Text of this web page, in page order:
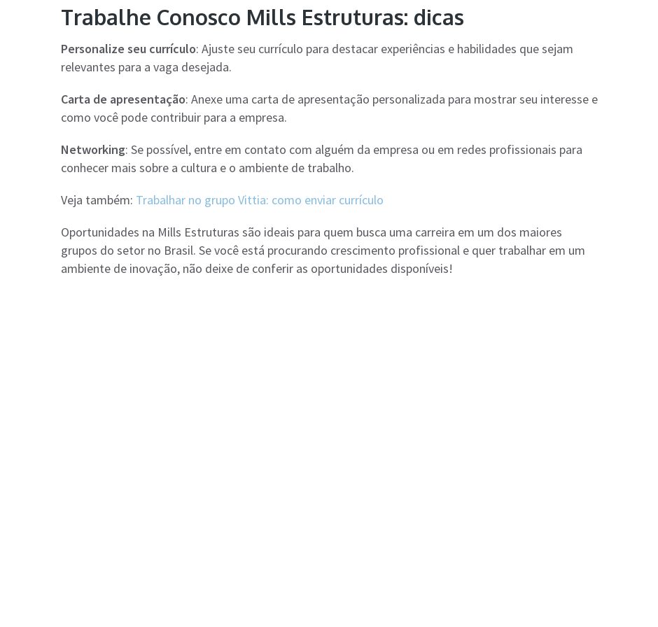
Trabalhe Conosco Mills Estruturas: dicas
Personalize seu currículo: Ajuste seu currículo para destacar experiências e habilidades que sejam
relevantes para a vaga desejada.
Carta de apresentação: Anexe uma carta de apresentação personalizada para mostrar seu interesse e
como você pode contribuir para a empresa.
Networking: Se possível, entre em contato com alguém da empresa ou em redes profissionais para
conhecer mais sobre a cultura e o ambiente de trabalho.
Veja também: Trabalhar no grupo Vittia: como enviar currículo
Oportunidades na Mills Estruturas são ideais para quem busca uma carreira em um dos maiores
grupos do setor no Brasil. Se você está procurando crescimento profissional e quer trabalhar em um
ambiente de inovação, não deixe de conferir as oportunidades disponíveis!